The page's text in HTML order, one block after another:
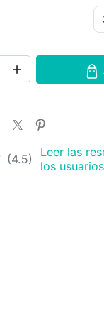

(4.5)
Leer las
los